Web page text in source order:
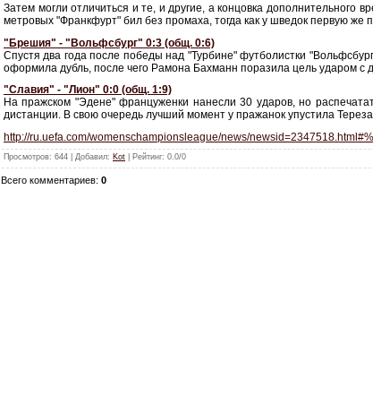
Затем могли отличиться и те, и другие, а концовка
метровых "Франкфурт" бил без промаха, тогда как у шведок первую
"Брешия" - "Вольфсбург" 0:3 (общ. 0:6)
Спустя два года после победы над "Турбине" футболистки
оформила дубль, после чего Рамона Бахманн поразила цель ударом
"Славия" - "Лион" 0:0 (общ. 1:9)
На пражском "Эдене" француженки нанесли 30 ударов, но
дистанции. В свою очередь лучший момент у пражанок упустила
http://ru.uefa.com/womenschampionsleague/news/
Просмотров: 644 | Добавил: Kot Рейтинг: 0.0/0
Всего комментариев: 0